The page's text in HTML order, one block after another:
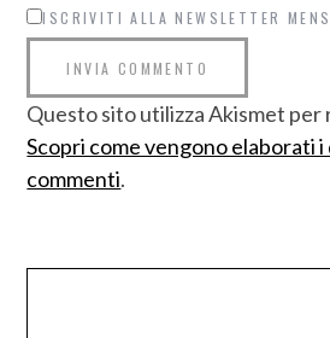
ISCRIVITI ALLA NEWSLETTER
Questo sito utilizza Akismet per
Scopri come vengono elaborati
commenti.